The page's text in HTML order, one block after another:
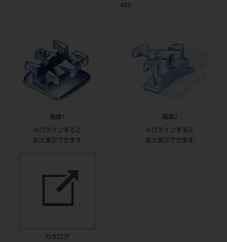
426
画像1
※ログインすると
拡大表示できます
画像2
※ログインすると
拡大表示できます
カタログ